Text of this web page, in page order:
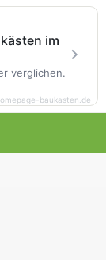
im
verglichen.
baukasten.de